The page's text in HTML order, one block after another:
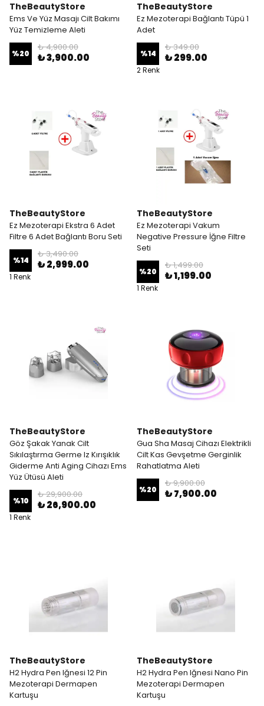
TheBeautyStore
Ems Ve Yüz Masajı Cilt Bakımı
Yüz Temizleme Aleti
%20
₺ 4,900.00
₺ 3,900.00
TheBeautyStore
Ez Mezoterapi Bağlantı Tüpü 1
Adet
%14
₺ 349.00
₺ 299.00
2 Renk
TheBeautyStore
Ez Mezoterapi Ekstra 6 Adet
Filtre 6 Adet Bağlantı Boru Seti
%14
₺ 3,490.00
₺ 2,999.00
1 Renk
TheBeautyStore
Ez Mezoterapi Vakum
Negative Pressure İğne Filtre
Seti
%20
₺ 1,499.00
₺ 1,199.00
1 Renk
TheBeautyStore
Göz Şakak Yanak Cilt
Sıkılaştırma Germe Iz Kırışıklık
Giderme Anti Aging Cihazı Ems
Yüz Ütüsü Aleti
%10
₺ 29,900.00
₺ 26,900.00
1 Renk
TheBeautyStore
Gua Sha Masaj Cihazı Elektrikli
Cilt Kas Gevşetme Gerginlik
Rahatlatma Aleti
%20
₺ 9,900.00
₺ 7,900.00
TheBeautyStore
H2 Hydra Pen Iğnesi 12 Pin
Mezoterapi Dermapen
Kartuşu
TheBeautyStore
H2 Hydra Pen Iğnesi Nano Pin
Mezoterapi Dermapen
Kartuşu